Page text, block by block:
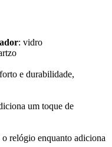
: vidro
e durabilidade,
um toque de
relógio enquanto adiciona